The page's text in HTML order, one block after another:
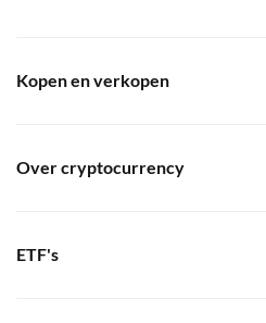
Kopen en verkopen
Over cryptocurrency
ETF's